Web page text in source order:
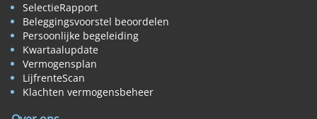
SelectieRapport
Beleggingsvoorstel beoordelen
Persoonlijke begeleiding
Kwartaalupdate
Vermogensplan
LijfrenteScan
Klachten vermogensbeheer